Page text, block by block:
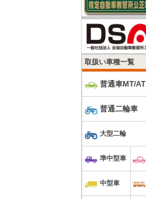
取扱い車種一覧
普通車MT/AT
普通二輪車
大型二輪
準中型車
中型車